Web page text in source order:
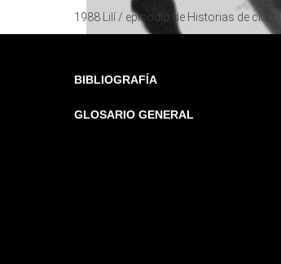
1988 Lilí / episodio de Historias de ciudad
BIBLIOGRAFÍA
GLOSARIO GENERAL